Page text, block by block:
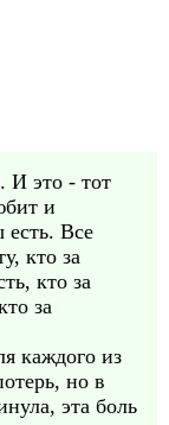
И это - тот
и
есть. Все
кто за
кто за
за
каждого из
но в
эта боль